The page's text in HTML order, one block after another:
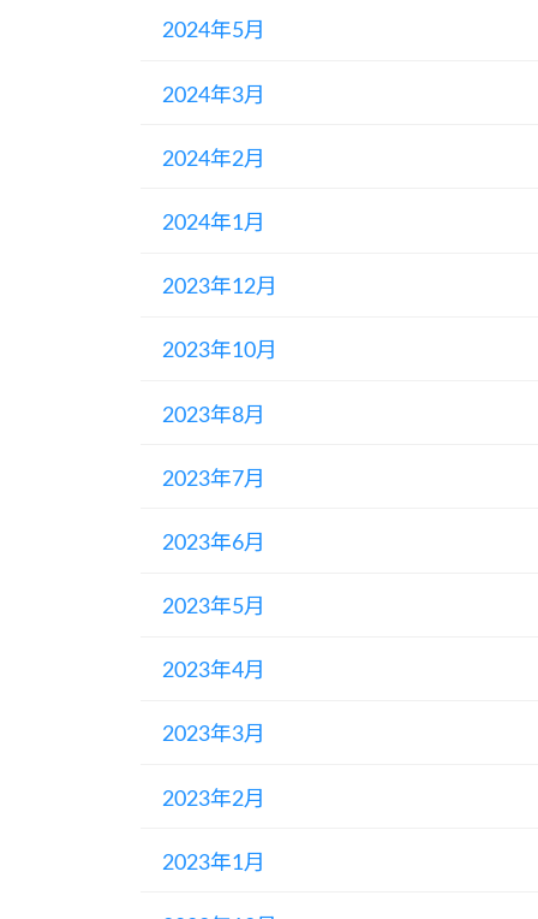
2024年5月
2024年3月
2024年2月
2024年1月
2023年12月
2023年10月
2023年8月
2023年7月
2023年6月
2023年5月
2023年4月
2023年3月
2023年2月
2023年1月